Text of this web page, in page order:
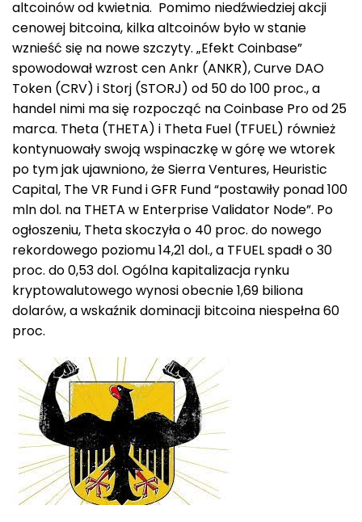
altcoinów od kwietnia. Pomimo niedźwiedziej akcji
cenowej bitcoina, kilka altcoinów było w stanie
wznieść się na nowe szczyty. „Efekt Coinbase”
spowodował wzrost cen Ankr (ANKR), Curve DAO
Token (CRV) i Storj (STORJ) od 50 do 100 proc., a
handel nimi ma się rozpocząć na Coinbase Pro od 25
marca. Theta (THETA) i Theta Fuel (TFUEL) również
kontynuowały swoją wspinaczkę w górę we wtorek
po tym jak ujawniono, że Sierra Ventures, Heuristic
Capital, The VR Fund i GFR Fund “postawiły ponad 100
mln dol. na THETA w Enterprise Validator Node”. Po
ogłoszeniu, Theta skoczyła o 40 proc. do nowego
rekordowego poziomu 14,21 dol., a TFUEL spadł o 30
proc. do 0,53 dol. Ogólna kapitalizacja rynku
kryptowalutowego wynosi obecnie 1,69 biliona
dolarów, a wskaźnik dominacji bitcoina niespełna 60
proc.